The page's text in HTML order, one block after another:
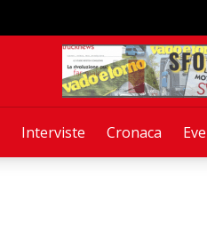
Interviste Cronaca